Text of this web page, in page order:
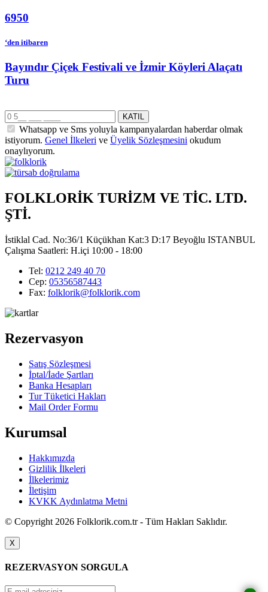
6950
‘den itibaren
Bayındır Çiçek Festivali ve İzmir Köyleri Alaçatı
Turu
Whatsapp ve Sms yoluyla kampanyalardan haberdar olmak
istiyorum. Genel İlkeleri ve Üyelik Sözleşmesini okudum
onaylıyorum.
FOLKLORİK TURİZM VE TİC. LTD.
ŞTİ.
İstiklal Cad. No:36/1 Küçükhan Kat:3 D:17 Beyoğlu ISTANBUL
Çalışma Saatleri: H.içi 10:00 - 18:00
Tel: 0212 249 40 70
Cep: 05356587443
Fax: folklorik@folklorik.com
Rezervasyon
Satış Sözleşmesi
İptal/İade Şartları
Banka Hesapları
Tur Tüketici Hakları
Mail Order Formu
Kurumsal
Hakkımızda
Gizlilik İlkeleri
İlkelerimiz
İletişim
KVKK Aydınlatma Metni
© Copyright 2026 Folklorik.com.tr - Tüm Hakları Saklıdır.
X
REZERVASYON SORGULA